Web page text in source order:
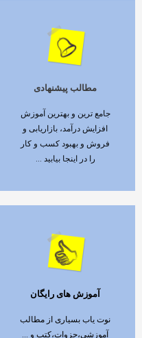
مطالب پیشنهادی
جامع ترین و بهترین آموزش
افزایش درآمد، بازاریابی و
فروش و بهبود کسب و کار
را در اینجا بیابید ...
ادامه مطلب
آموزش های رایگان
نوت یاب بسیاری از مطالب
آموزشی،جزوات،کتب و ...
ادامه مطلب